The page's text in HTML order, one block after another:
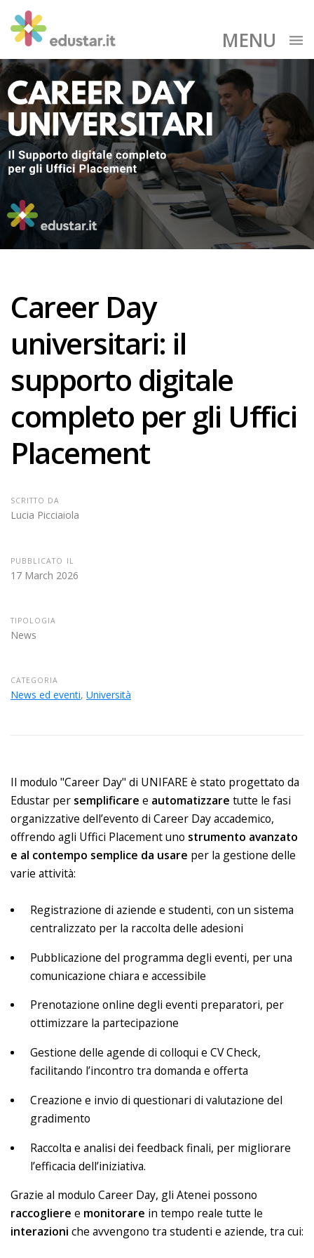
MENU
Career Day
universitari: il
supporto digitale
completo per gli Uffici
Placement
SCRITTO DA
Lucia Picciaiola
PUBBLICATO IL
17 March 2026
TIPOLOGIA
News
CATEGORIA
News ed eventi, Università
Il modulo "Career Day" di UNIFARE è stato progettato da
Edustar per semplificare e automatizzare tutte le fasi
organizzative dell’evento di Career Day accademico,
offrendo agli Uffici Placement uno strumento avanzato
e al contempo semplice da usare per la gestione delle
varie attività:
Registrazione di aziende e studenti, con un sistema
centralizzato per la raccolta delle adesioni
Pubblicazione del programma degli eventi, per una
comunicazione chiara e accessibile
Prenotazione online degli eventi preparatori, per
ottimizzare la partecipazione
Gestione delle agende di colloqui e CV Check,
facilitando l’incontro tra domanda e offerta
Creazione e invio di questionari di valutazione del
gradimento
Raccolta e analisi dei feedback finali, per migliorare
l’efficacia dell’iniziativa.
Grazie al modulo Career Day, gli Atenei possono
raccogliere e monitorare in tempo reale tutte le
interazioni che avvengono tra studenti e aziende, tra cui: